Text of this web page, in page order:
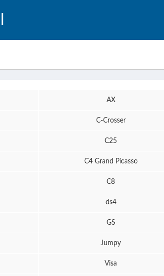
AX
C-Crosser
C25
C4 Grand Picasso
C8
ds4
GS
Jumpy
Visa